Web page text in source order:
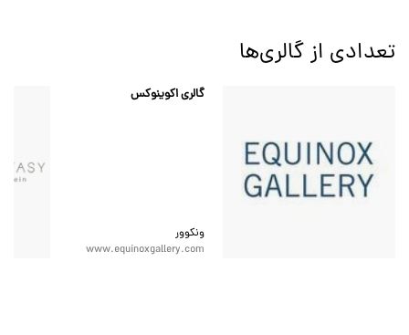
تعدادی از گالری‌ها
گالری اکوینوکس
ونکوور
www.equinoxgallery.com